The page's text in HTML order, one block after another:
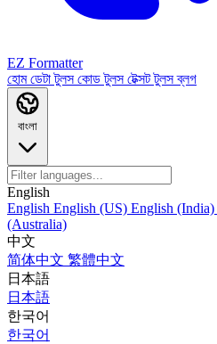
EZ Formatter
হোমডেটা টুলসকোড টুলসটেক্সট টুলসব্লগ
বাংলা
English
English English (US) English (India)
(Australia)
中文
简体中文 繁體中文
日本語
日本語
한국어
한국어